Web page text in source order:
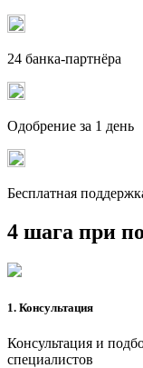
24 банка-партнёра
Одобрение за 1 день
Бесплатная
4 шага при
1. Консультация
Консультация и
специалистов